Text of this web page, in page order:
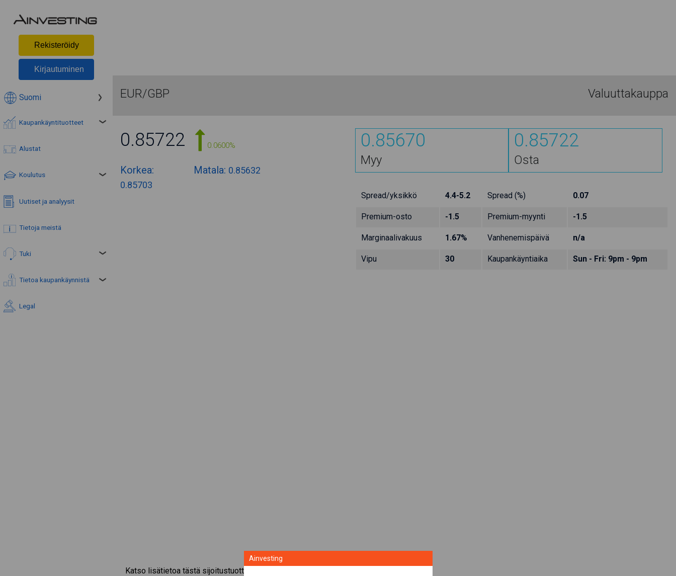
Rekisteröidy
Kirjautuminen
Suomi
Kaupankäyntituotteet
Alustat
Koulutus
Uutiset ja analyysit
Tietoja meistä
Tuki
Tietoa kaupankäynnistä
Legal
EUR/GBP Valuuttakauppa
0.85722 0.0600%
Korkea:
0.85703
Matala: 0.85632
0.85670
Myy
0.85722
Osta
Spread/yksikkö 4.4-5.2 Spread (%) 0.07
Premium-osto -1.5 Premium-myynti -1.5
Marginaalivakuus 1.67% Vanhenemispäivä n/a
Vipu 30 Kaupankäyntiaika Sun - Fri: 9pm - 9pm
Katso lisätietoa tästä sijoitustuotteesta
Ainvesting